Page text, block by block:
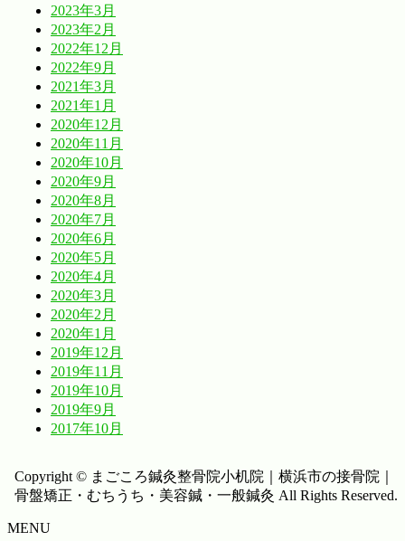
2023年3月
2023年2月
2022年12月
2022年9月
2021年3月
2021年1月
2020年12月
2020年11月
2020年10月
2020年9月
2020年8月
2020年7月
2020年6月
2020年5月
2020年4月
2020年3月
2020年2月
2020年1月
2019年12月
2019年11月
2019年10月
2019年9月
2017年10月
Copyright © まごころ鍼灸整骨院小机院｜横浜市の接骨院｜
骨盤矯正・むちうち・美容鍼・一般鍼灸 All Rights Reserved.
MENU